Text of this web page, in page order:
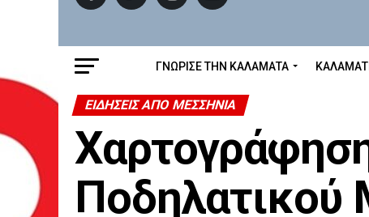
ΓΝΩΡΙΣΕ ΤΗΝ ΚΑΛΑΜΑΤΑ
ΕΙΔΉΣΕΙΣ ΑΠΟ ΜΕΣΣΗΝΊΑ
Ποδηλατικού